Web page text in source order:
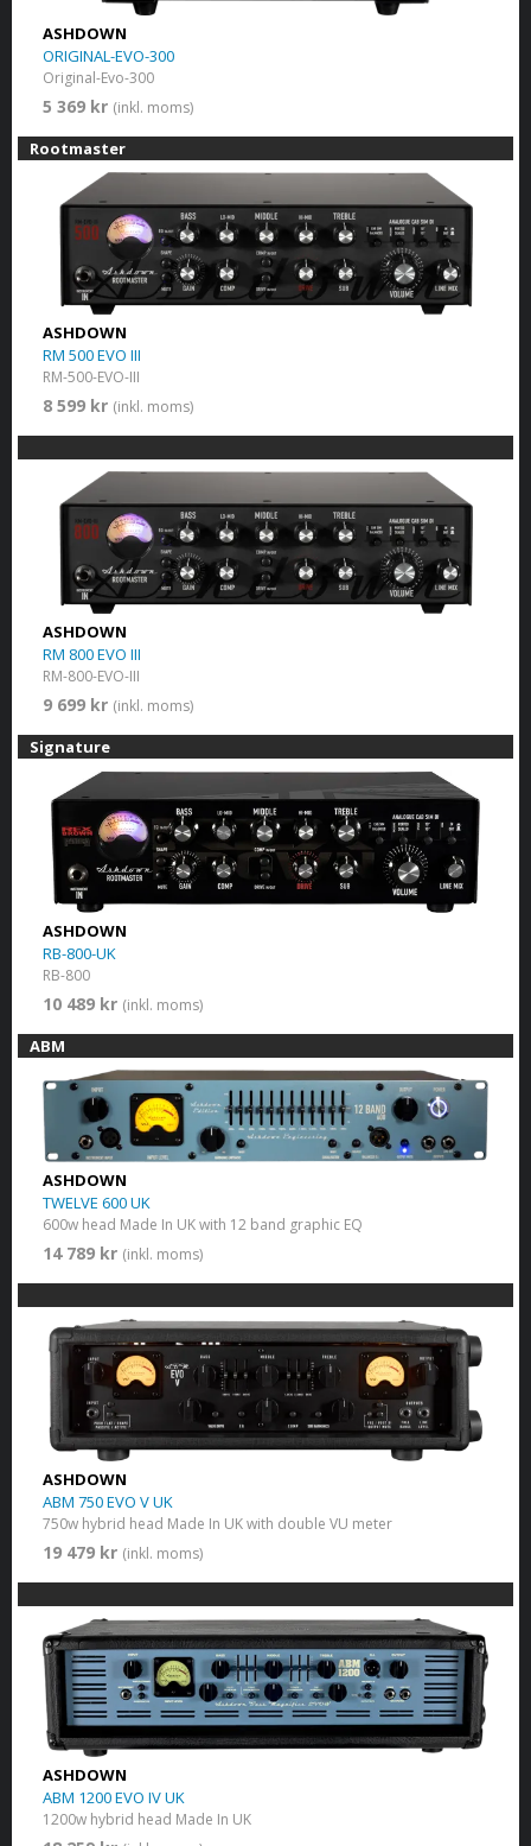
ASHDOWN
ORIGINAL-EVO-300
Original-Evo-300
5 369 kr (inkl. moms)
Rootmaster
ASHDOWN
RM 500 EVO III
RM-500-EVO-III
8 599 kr (inkl. moms)
ASHDOWN
RM 800 EVO III
RM-800-EVO-III
9 699 kr (inkl. moms)
Signature
ASHDOWN
RB-800-UK
RB-800
10 489 kr (inkl. moms)
ABM
ASHDOWN
TWELVE 600 UK
600w head Made In UK with 12 band graphic EQ
14 789 kr (inkl. moms)
ASHDOWN
ABM 750 EVO V UK
750w hybrid head Made In UK with double VU meter
19 479 kr (inkl. moms)
ASHDOWN
ABM 1200 EVO IV UK
1200w hybrid head Made In UK